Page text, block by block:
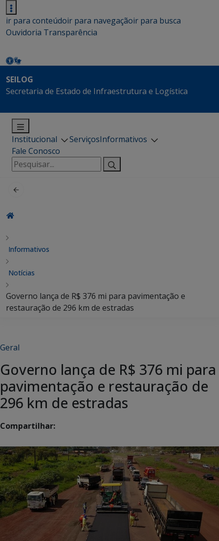
ir para conteúdoir para navegaçãoir para busca
Ouvidoria Transparência
SEILOG
Secretaria de Estado de Infraestrutura e Logística
Institucional ServiçosInformativos
Fale Conosco
Pesquisar
por:
Informativos
Notícias
Governo lança de R$ 376 mi para pavimentação e
restauração de 296 km de estradas
Geral
Governo lança de R$ 376 mi para
pavimentação e restauração de
296 km de estradas
Compartilhar: